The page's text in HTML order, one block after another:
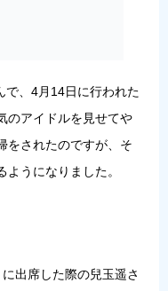
で、4月14日に行われた
のアイドルを見せてや
をされたのですが、そ
うになりました。
出席した際の兒玉遥さ